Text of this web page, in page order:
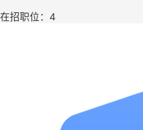
在招职位：4